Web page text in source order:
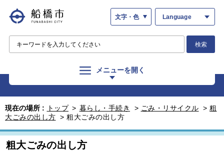
文字・色 Language
検索
メニューを開く
現在の場所 : トップ > 暮らし・手続き > ごみ・リサイクル > 粗
大ごみの出し方 > 粗大ごみの出し方
粗大ごみの出し方